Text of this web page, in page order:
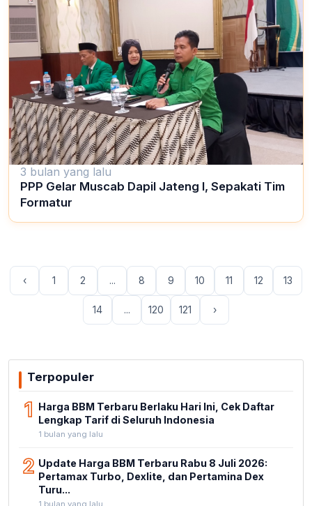
3 bulan yang lalu
PPP Gelar Muscab Dapil Jateng I, Sepakati Tim
Formatur
‹ 1 2 ... 8 9 10 11 12 13
14 ... 120 121 ›
Terpopuler
1 Harga BBM Terbaru Berlaku Hari Ini, Cek Daftar
Lengkap Tarif di Seluruh Indonesia
1 bulan yang lalu
2 Update Harga BBM Terbaru Rabu 8 Juli 2026:
Pertamax Turbo, Dexlite, dan Pertamina Dex
Turu...
1 bulan yang lalu